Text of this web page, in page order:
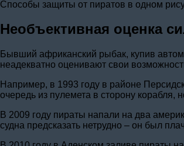
Способы защиты от пиратов в одном
Необъективная оценка
Бывший африканский рыбак, купив
неадекватно оценивают свои
Например, в 1993 году в районе
очередь из пулемета в сторону корабля,
В 2009 году пираты напали на два
судна предсказать нетрудно – он был